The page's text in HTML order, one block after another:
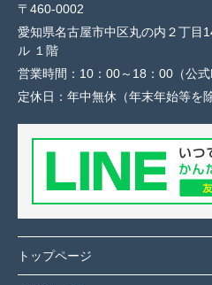
〒460-0002
愛知県名古屋市中区丸の内２丁目
ル １階
営業時間： 10：00～18：00（公式
定休日： 年中無休（年末年始等を
トップページ